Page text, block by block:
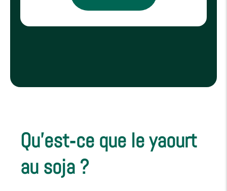
Qu’est‑ce que le yaourt
au soja ?